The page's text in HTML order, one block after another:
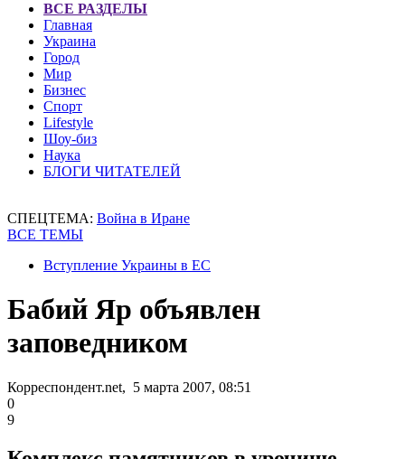
ВСЕ РАЗДЕЛЫ
Главная
Украина
Город
Мир
Бизнес
Спорт
Lifestyle
Шоу-биз
Наука
БЛОГИ ЧИТАТЕЛЕЙ
СПЕЦТЕМА: Война в Иране
ВСЕ ТЕМЫ
Вступление Украины в ЕС
Бабий Яр объявлен
заповедником
Корреспондент.net, 5 марта 2007, 08:51
0
9